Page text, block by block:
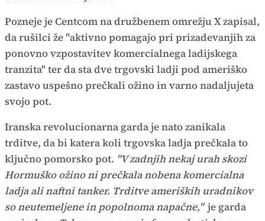
Pozneje je Centcom na družbenem omrežju X zapisal,
da rušilci že "aktivno pomagajo pri prizadevanjih za
ponovno vzpostavitev komercialnega ladijskega
tranzita" ter da sta dve trgovski ladji pod ameriško
zastavo uspešno prečkali ožino in varno nadaljujeta
svojo pot.
Iranska revolucionarna garda je nato zanikala
trditve, da bi katera koli trgovska ladja prečkala to
ključno pomorsko pot. "V zadnjih nekaj urah skozi
Hormuško ožino ni prečkala nobena komercialna
ladja ali naftni tanker. Trditve ameriških uradnikov
so neutemeljene in popolnoma napačne," je garda